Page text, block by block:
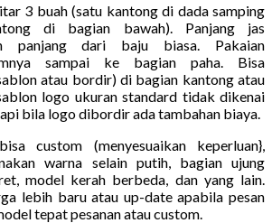
3 buah (satu kantong di dada samping
di bagian bawah). Panjang jas
panjang dari baju biasa. Pakaian
sampai ke bagian paha. Bisa
atau bordir) di bagian kantong atau
logo ukuran standard tidak dikenai
bila logo dibordir ada tambahan biaya.
custom (menyesuaikan keperluan},
warna selain putih, bagian ujung
model kerah berbeda, dan yang lain.
lebih baru atau up-date apabila pesan
tepat pesanan atau custom.